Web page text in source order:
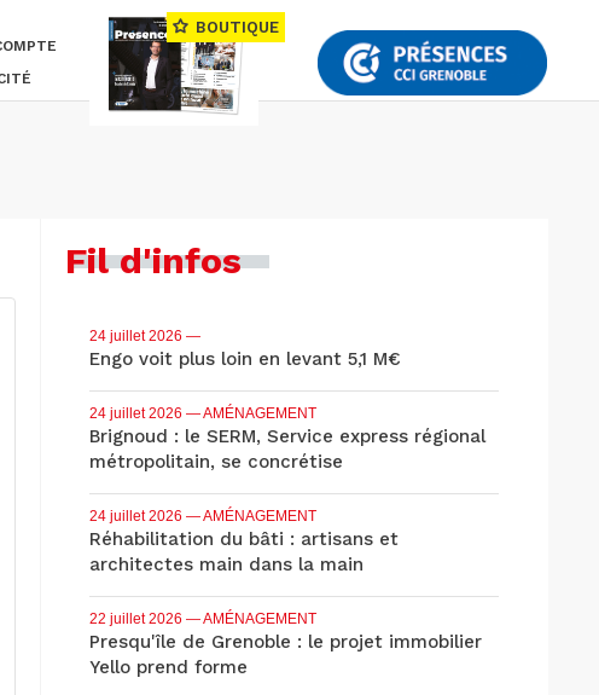
BOUTIQUE
Fil d'infos
24 juillet 2026 —
Engo voit plus loin en levant 5,1 M€
24 juillet 2026 — AMÉNAGEMENT
Brignoud : le SERM, Service express régional
métropolitain, se concrétise
24 juillet 2026 — AMÉNAGEMENT
Réhabilitation du bâti : artisans et
architectes main dans la main
22 juillet 2026 — AMÉNAGEMENT
Presqu'île de Grenoble : le projet immobilier
Yello prend forme